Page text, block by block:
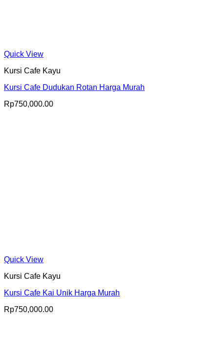
Quick View
Kursi Cafe Kayu
Kursi Cafe Dudukan Rotan Harga Murah
Rp750,000.00
Quick View
Kursi Cafe Kayu
Kursi Cafe Kai Unik Harga Murah
Rp750,000.00